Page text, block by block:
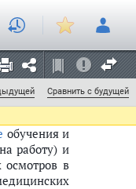
Сравнить с будущей
рабочих
тысяч до
тысяч
обучения и
работу) и
осмотров в